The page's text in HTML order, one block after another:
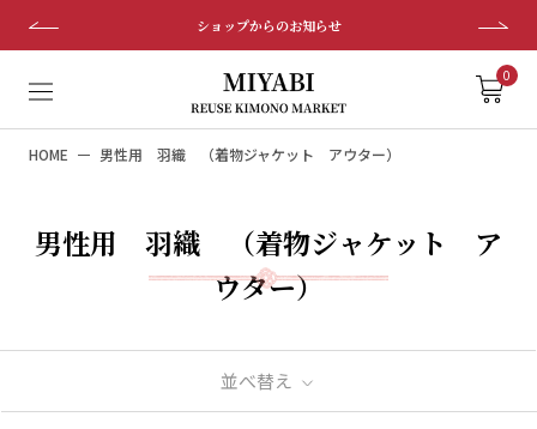
し
移
す
ショップからのお知らせ
0
HOME 男性用 羽織 （着物ジャケット アウター）
男性用 羽織 （着物ジャケット ア
ウター）
並べ替え